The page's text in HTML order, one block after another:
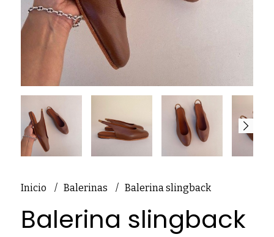
Inicio Balerinas Balerina slingback
Balerina slingback